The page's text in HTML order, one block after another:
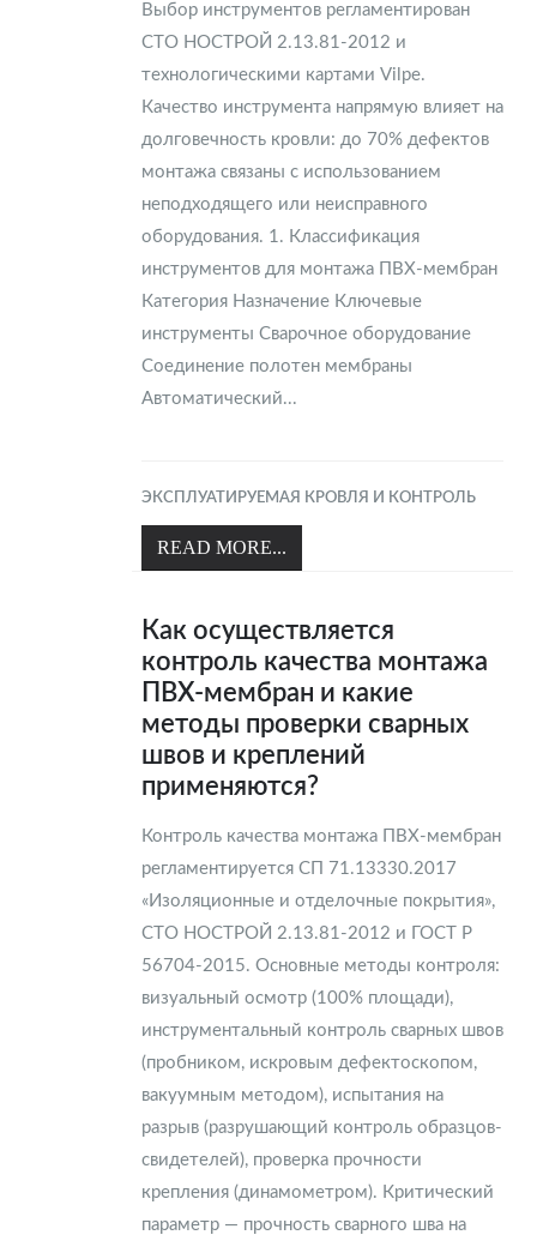
Выбор инструментов регламентирован
СТО НОСТРОЙ 2.13.81-2012 и
технологическими картами Vilpe.
Качество инструмента напрямую влияет на
долговечность кровли: до 70% дефектов
монтажа связаны с использованием
неподходящего или неисправного
оборудования. 1. Классификация
инструментов для монтажа ПВХ-мембран
Категория Назначение Ключевые
инструменты Сварочное оборудование
Соединение полотен мембраны
Автоматический...
ЭКСПЛУАТИРУЕМАЯ КРОВЛЯ И КОНТРОЛЬ
READ MORE...
Как осуществляется
контроль качества монтажа
ПВХ-мембран и какие
методы проверки сварных
швов и креплений
применяются?
Контроль качества монтажа ПВХ-мембран
регламентируется СП 71.13330.2017
«Изоляционные и отделочные покрытия»,
СТО НОСТРОЙ 2.13.81-2012 и ГОСТ Р
56704-2015. Основные методы контроля:
визуальный осмотр (100% площади),
инструментальный контроль сварных швов
(пробником, искровым дефектоскопом,
вакуумным методом), испытания на
разрыв (разрушающий контроль образцов-
свидетелей), проверка прочности
крепления (динамометром). Критический
параметр — прочность сварного шва на